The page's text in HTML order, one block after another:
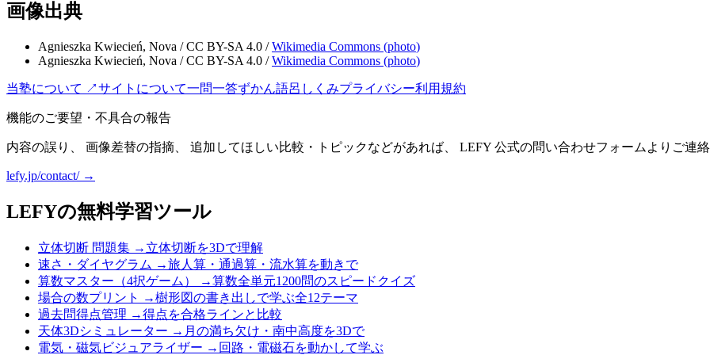
画像出典
Agnieszka Kwiecień, Nova /CC BY-SA 4.0 / Wikimedia Commons (photo)
Agnieszka Kwiecień, Nova /CC BY-SA 4.0 / Wikimedia Commons (photo)
当塾について ↗サイトについて一問一答ずかん語呂 しくみプライバシー利用規約
機能のご要望・不具合の報告
内容の誤り、 画像差替の指摘、 追加してほしい比較・トピックなどがあれば、 LEFY 公式の問い合わせフォームよりご連絡
lefy.jp/contact/ →
LEFYの無料学習ツール
立体切断 問題集 → 立体切断を3Dで理解
速さ・ダイヤグラム →旅人算・通過算・流水算を動きで
算数マスター（4択ゲーム）
→算数全単元1200問のスピードクイズ
場合の数プリント
→樹形図の書き出しで学ぶ全12テーマ
過去問得点管理 →得点を合格ラインと比較
天体3Dシミュレーター → 月の満ち欠け・南中高度を3Dで
電気・磁気ビジュアライザー → 回路・電磁石を動かして学ぶ